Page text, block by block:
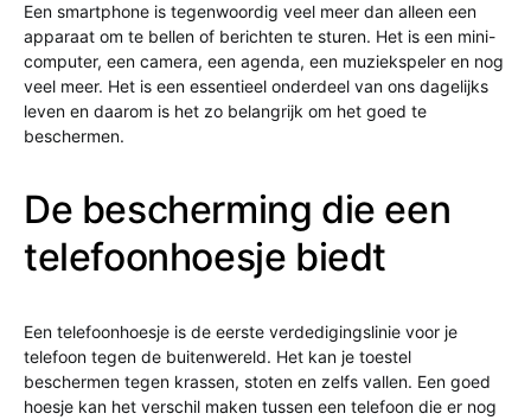
Een smartphone is tegenwoordig veel meer dan alleen een
apparaat om te bellen of berichten te sturen. Het is een mini-
computer, een camera, een agenda, een muziekspeler en nog
veel meer. Het is een essentieel onderdeel van ons dagelijks
leven en daarom is het zo belangrijk om het goed te
beschermen.
De bescherming die een
telefoonhoesje biedt
Een telefoonhoesje is de eerste verdedigingslinie voor je
telefoon tegen de buitenwereld. Het kan je toestel
beschermen tegen krassen, stoten en zelfs vallen. Een goed
hoesje kan het verschil maken tussen een telefoon die er nog